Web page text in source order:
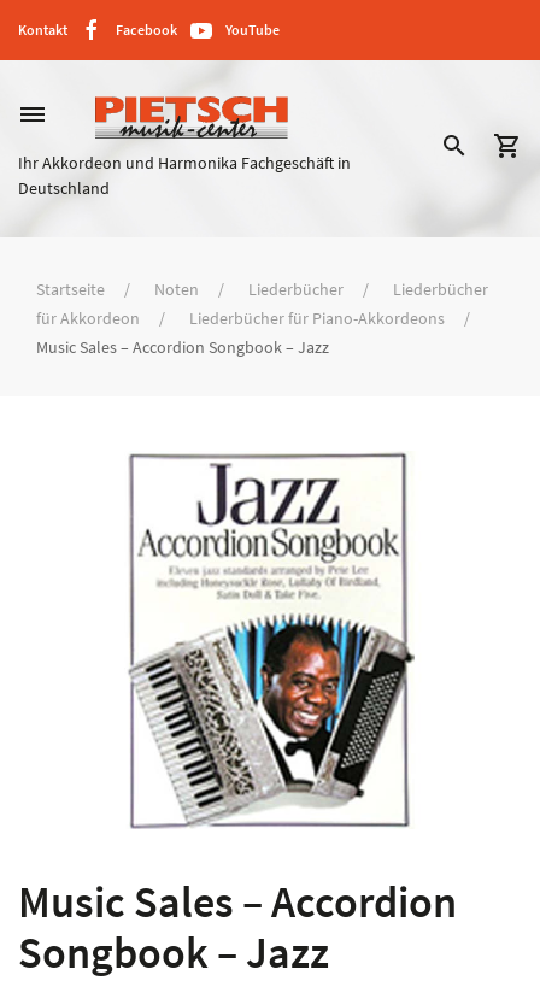
Kontakt Facebook YouTube
dehaze
Ihr Akkordeon und Harmonika Fachgeschäft in
Deutschland
search shopping_cart
Startseite Noten Liederbücher
Liederbücher
für Akkordeon
Liederbücher für Piano-Akkordeons
Music Sales – Accordion Songbook – Jazz
Music Sales – Accordion
Songbook – Jazz